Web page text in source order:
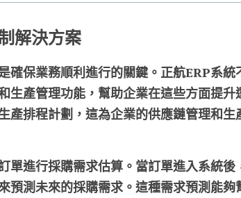
解決方案
確保業務順利進行的關鍵。正航ERP系
生產管理功能，幫助企業在這些方面提
產排程計劃，這為企業的供應鏈管理和
單進行採購需求估算。當訂單進入系統後
預測未來的採購需求。這種需求預測能夠